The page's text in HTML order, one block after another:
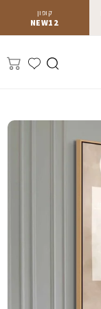
קופון
NEW12